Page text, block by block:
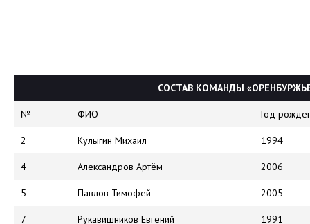
СОСТАВ КОМАНДЫ
№ ФИО Год
2 Кулыгин Михаил 1994
4 Александров Артём 2006
5 Павлов Тимофей 2005
7 Рукавишников Евгений 1991